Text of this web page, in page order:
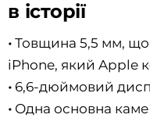
в історії
• Товщина 5,5 мм,
iPhone, який Apple
• 6,6-дюймовий
• Одна основна